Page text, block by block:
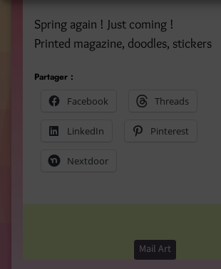
Spring again ! Just coming !
Printed magazine, doodles, stickers
Partager :
Facebook
Threads
LinkedIn Pinterest
Nextdoor
Mail Art